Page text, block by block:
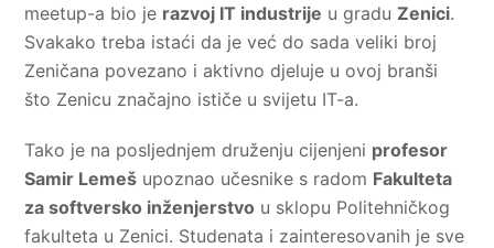
meetup-a bio je razvoj IT industrije u gradu Zenici.
Svakako treba istaći da je već do sada veliki broj
Zeničana povezano i aktivno djeluje u ovoj branši
što Zenicu značajno ističe u svijetu IT-a.
Tako je na posljednjem druženju cijenjeni profesor
Samir Lemeš upoznao učesnike s radom Fakulteta
za softversko inženjerstvo u sklopu Politehničkog
fakulteta u Zenici. Studenata i zainteresovanih je sve